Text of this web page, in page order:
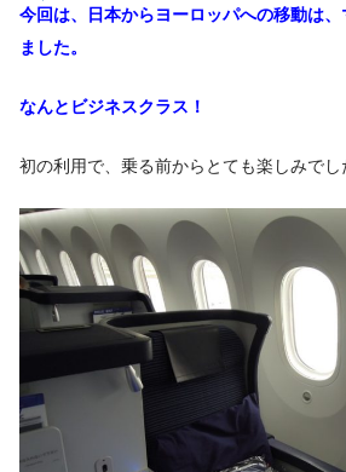
今回は、日本からヨーロッパへの移動は
ました。
なんとビジネスクラス！
初の利用で、乗る前からとても楽しみでし